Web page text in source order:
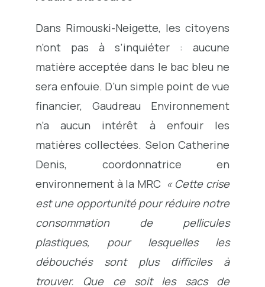
Dans Rimouski-Neigette, les citoyens
n’ont pas à s’inquiéter : aucune
matière acceptée dans le bac bleu ne
sera enfouie. D’un simple point de vue
financier, Gaudreau Environnement
n’a aucun intérêt à enfouir les
matières collectées. Selon Catherine
Denis, coordonnatrice en
environnement à la MRC « Cette crise
est une opportunité pour réduire notre
consommation de pellicules
plastiques, pour lesquelles les
débouchés sont plus difficiles à
trouver. Que ce soit les sacs de